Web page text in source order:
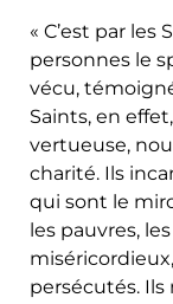
« C’est par les
personnes le
vécu,
Saints, en
vertueuse,
charité. Ils
qui sont le
les pauvres,
persécutés.